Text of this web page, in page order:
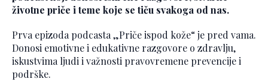
životne priče i teme koje se tiču svakoga od nas.
Prva epizoda podcasta „Priče ispod kože“ je pred vama.
Donosi emotivne i edukativne razgovore o zdravlju,
iskustvima ljudi i važnosti pravovremene prevencije i
podrške.